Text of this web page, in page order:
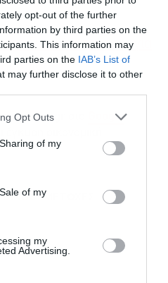
opt-out of the further
by third parties on the
This information may
parties on the IAB’s List of
may further disclose it to other
Opt Outs
of my
of my
my
Advertising.
Βουλή η τροπολογία
στο
Google
ΜΕΤΟΧΕΣ